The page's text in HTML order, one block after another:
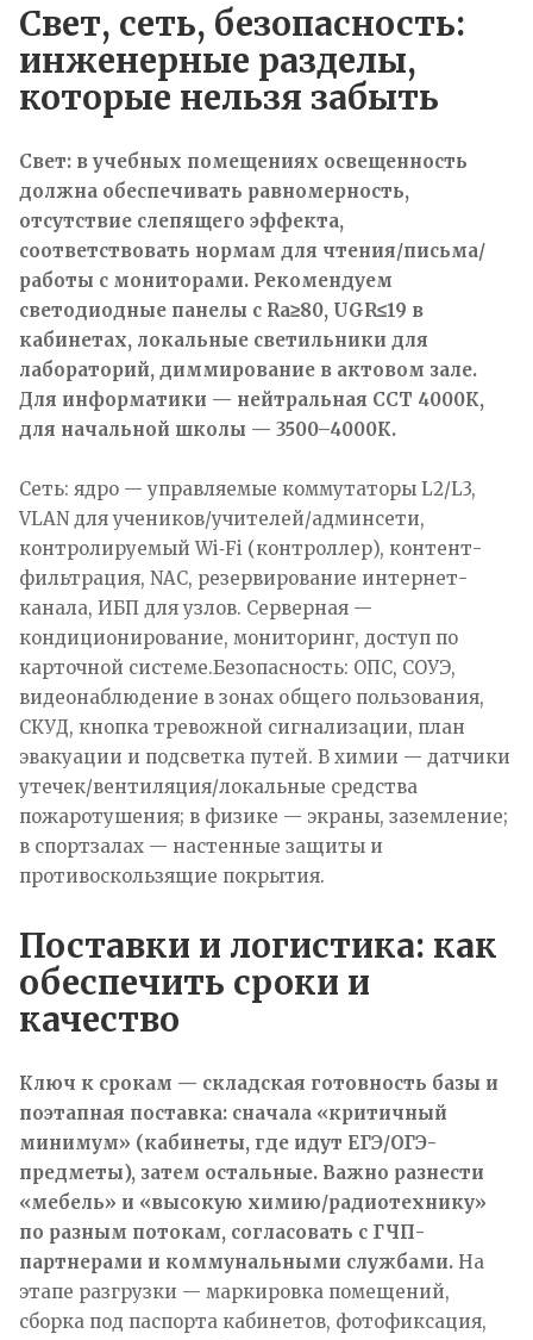
Свет, сеть, безопасность:
инженерные разделы,
которые нельзя забыть
Свет: в учебных помещениях освещенность
должна обеспечивать равномерность,
отсутствие слепящего эффекта,
соответствовать нормам для чтения/письма/
работы с мониторами. Рекомендуем
светодиодные панелы с Ra≥80, UGR≤19 в
кабинетах, локальные светильники для
лабораторий, диммирование в актовом зале.
Для информатики — нейтральная CCT 4000К,
для начальной школы — 3500–4000К.
Сеть: ядро — управляемые коммутаторы L2/L3,
VLAN для учеников/учителей/админсети,
контролируемый Wi‑Fi (контроллер), контент-
фильтрация, NAC, резервирование интернет-
канала, ИБП для узлов. Серверная —
кондиционирование, мониторинг, доступ по
карточной системе.Безопасность: ОПС, СОУЭ,
видеонаблюдение в зонах общего пользования,
СКУД, кнопка тревожной сигнализации, план
эвакуации и подсветка путей. В химии — датчики
утечек/вентиляция/локальные средства
пожаротушения; в физике — экраны, заземление;
в спортзалах — настенные защиты и
противоскользящие покрытия.
Поставки и логистика: как
обеспечить сроки и
качество
Ключ к срокам — складская готовность базы и
поэтапная поставка: сначала «критичный
минимум» (кабинеты, где идут ЕГЭ/ОГЭ-
предметы), затем остальные. Важно разнести
«мебель» и «высокую химию/радиотехнику»
по разным потокам, согласовать с ГЧП-
партнерами и коммунальными службами. На
этапе разгрузки — маркировка помещений,
сборка под паспорта кабинетов, фотофиксация,